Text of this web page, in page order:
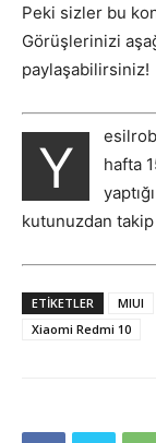
Peki sizler bu
Görüşlerinizi
paylaşabilirsiniz!
Y
hafta
kutunuzdan
ETIKETLER MIUI
Xiaomi Redmi 10